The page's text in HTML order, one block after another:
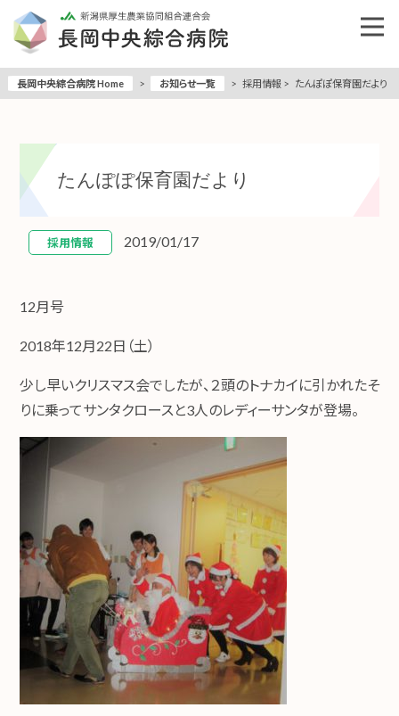
長岡中央綜合病院 Home > お知らせ一覧 > 採用情報 > たんぽぽ保育園だより
たんぽぽ保育園だより
採用情報 2019/01/17
12月号
2018年12月22日（土）
少し早いクリスマス会でしたが、２頭のトナカイに引かれたそ
りに乗ってサンタクロースと3人のレディーサンタが登場。